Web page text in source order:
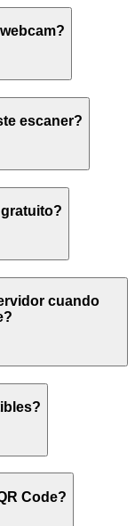
escaner?
gratuito?
cuando
Code?